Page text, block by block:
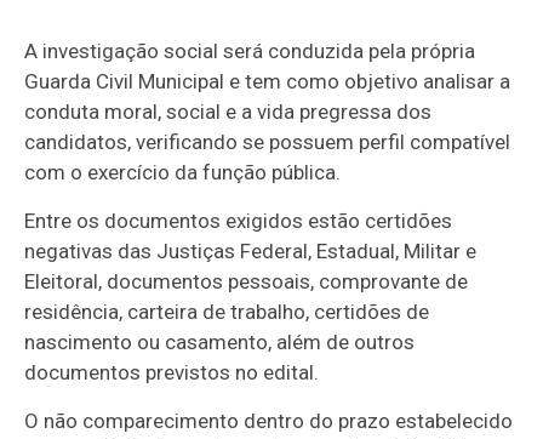
A investigação social será conduzida pela própria
Guarda Civil Municipal e tem como objetivo analisar a
conduta moral, social e a vida pregressa dos
candidatos, verificando se possuem perfil compatível
com o exercício da função pública.
Entre os documentos exigidos estão certidões
negativas das Justiças Federal, Estadual, Militar e
Eleitoral, documentos pessoais, comprovante de
residência, carteira de trabalho, certidões de
nascimento ou casamento, além de outros
documentos previstos no edital.
O não comparecimento dentro do prazo estabelecido